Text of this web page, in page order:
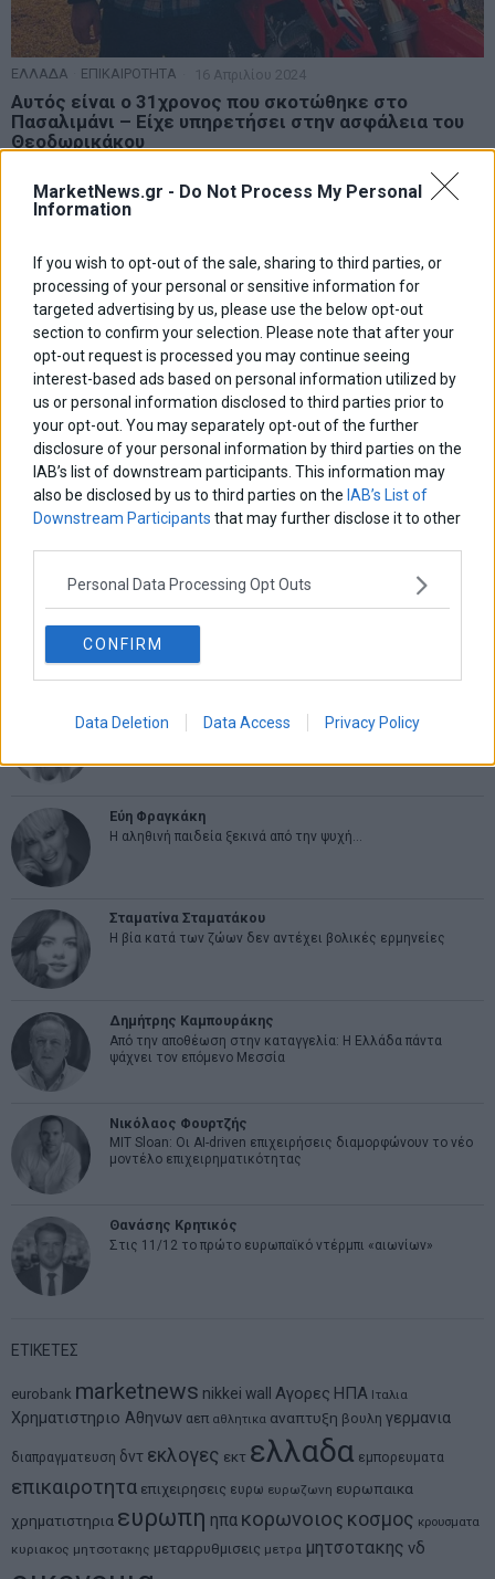
MarketNews.gr - Do Not Process My Personal
Information
If you wish to opt-out of the sale, sharing to third parties, or
processing of your personal or sensitive information for
targeted advertising by us, please use the below opt-out
section to confirm your selection. Please note that after your
opt-out request is processed you may continue seeing
interest-based ads based on personal information utilized by
us or personal information disclosed to third parties prior to
your opt-out. You may separately opt-out of the further
disclosure of your personal information by third parties on the
IAB’s list of downstream participants. This information may
also be disclosed by us to third parties on the IAB’s List of
Downstream Participants that may further disclose it to other
Personal Data Processing Opt Outs
CONFIRM
Data Deletion Data Access Privacy Policy
ΕΛΛΑΔΑ ΕΠΙΚΑΙΡΟΤΗΤΑ 16 Απριλίου 2024
Αυτός είναι ο 31χρονος που σκοτώθηκε στο
Πασαλιμάνι – Είχε υπηρετήσει στην ασφάλεια του
Θεοδωρικάκου
μεροκάματο του δουλεύοντας σε φορτηγό, είναι ο νεκρός από την
κατάρρευση κτηρίου στο Πασαλιμάνι το πρωί της Τρίτης.
ΑΡΘΡΟΓΡΑΦΟΙ
Ελευθερία Κούρταλη
Οι «τιμωροί» των ομολόγων επέστρεψαν
Εύη Φραγκάκη
Η αληθινή παιδεία ξεκινά από την ψυχή…
Σταματίνα Σταματάκου
Η βία κατά των ζώων δεν αντέχει βολικές ερμηνείες
Δημήτρης Καμπουράκης
Από την αποθέωση στην καταγγελία: Η Ελλάδα πάντα
ψάχνει τον επόμενο Μεσσία
Νικόλαος Φουρτζής
MIT Sloan: Οι AI-driven επιχειρήσεις διαμορφώνουν το νέο
μοντέλο επιχειρηματικότητας
Θανάσης Κρητικός
Στις 11/12 το πρώτο ευρωπαϊκό ντέρμπι «αιωνίων»
ΕΤΙΚΕΤΕΣ
eurobank marketnews nikkei wall Αγορες ΗΠΑ Ιταλια
Χρηματιστηριο Αθηνων αεπ αθλητικα αναπτυξη βουλη γερμανια
διαπραγματευση δντ εκλογες εκτ ελλαδα εμπορευματα
επικαιροτητα επιχειρησεις ευρω ευρωζωνη ευρωπαικα
χρηματιστηρια ευρωπη ηπα κορωνοιος κοσμος κρουσματα
κυριακος μητσοτακης μεταρρυθμισεις μετρα μητσοτακης νδ